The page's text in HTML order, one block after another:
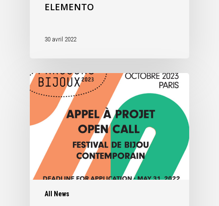
ELEMENTO
30 avril 2022
All News